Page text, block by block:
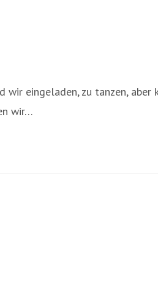
eingeladen, zu tanzen, aber
wir…